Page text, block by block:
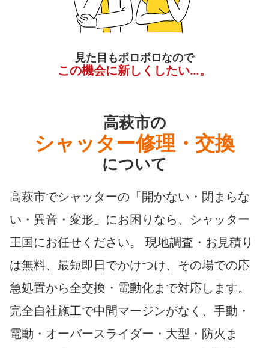
見た目もボロボロなので
この機会に新しくしたい…。
高萩市の
シャッター修理・交換
について
高萩市でシャッターの「開かない・閉まらな
い・異音・変形」にお困りなら、シャッター
王国にお任せください。 現地調査・お見積り
は無料、最短即日でかけつけ、その場での応
急処置から全交換・電動化まで対応します。
完全自社施工で中間マージンがなく、手動・
電動・オーバースライダー・大型・防火ま